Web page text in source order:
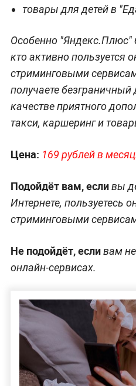
товары для детей в
Особенно "Яндекс.Плюс"
кто активно пользуется
стриминговыми
получаете безграничный
качестве приятного
такси, каршеринг и
Цена: 169 рублей в
Подойдёт вам, есливы
Интернете, пользуетесь
стриминговыми
Не подойдёт, есливам
онлайн-сервисах.